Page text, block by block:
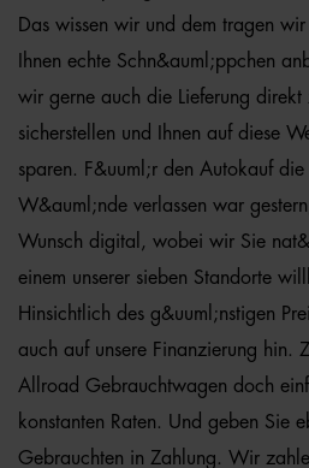
Das wissen wir und dem tragen
Ihnen echte Schn&auml;ppchen
wir gerne auch die Lieferung direkt
sicherstellen und Ihnen auf diese
sparen. F&uuml;r den Autokauf die
W&auml;nde verlassen war
Wunsch digital, wobei wir Sie
einem unserer sieben Standorte
Hinsichtlich des g&uuml;nstigen
auch auf unsere Finanzierung hin.
Allroad Gebrauchtwagen doch
konstanten Raten. Und geben Sie
Gebrauchten in Zahlung. Wir